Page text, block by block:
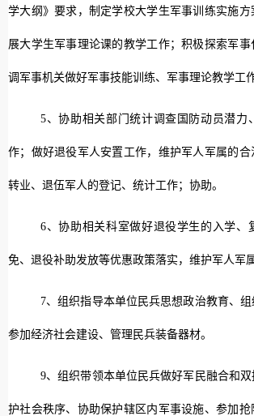
学大纲》要求，制定学校大学生军事训练实施
展大学生军事理论课的教学工作；积极探索军
调军事机关做好军事技能训练、军事理论教学工作
5、协助相关部门统计调查国防动员潜力
作；做好退役军人安置工作，维护军人军属的合
转业、退伍军人的登记、统计工作；协助。
6、协助相关科室做好退役学生的入学、
免、退役补助发放等优惠政策落实，维护军人军
7、组织指导本单位民兵思想政治教育、
参加经济社会建设、管理民兵装备器材。
9、组织带领本单位民兵做好军民融合和
护社会秩序、协助保护辖区内军事设施、参加